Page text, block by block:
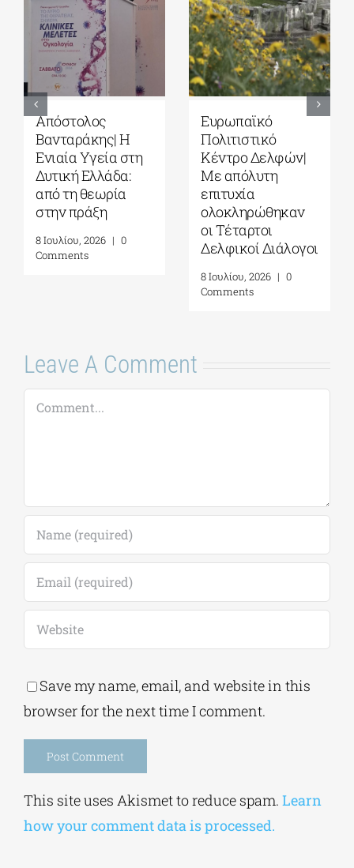
Απόστολος
Βανταράκης| Η
Ενιαία Υγεία στη
Δυτική Ελλάδα:
από τη θεωρία
στην πράξη
8 Ιουλίου, 2026 | 0
Comments
Ευρωπαϊκό
Πολιτιστικό
Κέντρο Δελφών|
Με απόλυτη
επιτυχία
ολοκληρώθηκαν
οι Τέταρτοι
Δελφικοί Διάλογοι
8 Ιουλίου, 2026 | 0
Comments
Leave A Comment
Comment
Save my name, email, and website in this
browser for the next time I comment.
This site uses Akismet to reduce spam. Learn
how your comment data is processed.